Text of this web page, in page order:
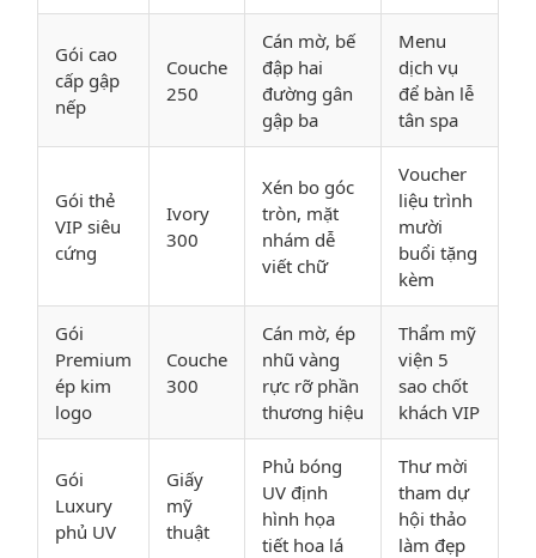
Gói cao
cấp gập
nếp
Couche
250
Cán mờ, bế
đập hai
đường gân
gập ba
Menu
dịch vụ
để bàn lễ
tân spa
Gói thẻ
VIP siêu
cứng
Ivory
300
Xén bo góc
tròn, mặt
nhám dễ
viết chữ
Voucher
liệu trình
mười
buổi tặng
kèm
Gói
Premium
ép kim
logo
Couche
300
Cán mờ, ép
nhũ vàng
rực rỡ phần
thương hiệu
Thẩm mỹ
viện 5
sao chốt
khách VIP
Gói
Luxury
phủ UV
Giấy
mỹ
thuật
Phủ bóng
UV định
hình họa
tiết hoa lá
Thư mời
tham dự
hội thảo
làm đẹp